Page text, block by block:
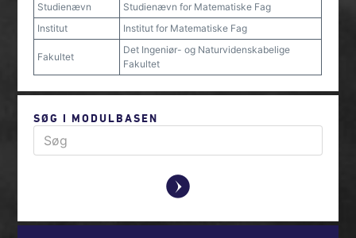
Studienævn
Studienævn for Matematiske Fag
Institut
Institut for Matematiske Fag
Fakultet
Det Ingeniør- og Naturvidenskabelige
Fakultet
SØG I MODULBASEN
y